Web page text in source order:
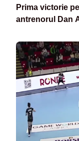
Prima victorie
antrenorul Dan